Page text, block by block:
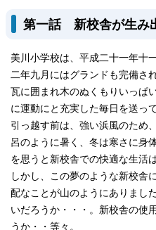
第一話 新校舎が生み
美川小学校は、平成二十一年十
二年九月にはグランドも完備さ
瓦に囲まれ木のぬくもりいっぱ
に運動にと充実した毎日を送っ
引っ越す前は、強い浜風のため
呂のように暑く、冬は寒さに身
を思うと新校舎での快適な生活
しかし、この夢のような新校舎
配なことが山のようにありまし
いだろうか・・・。新校舎の使
うか・・等々。